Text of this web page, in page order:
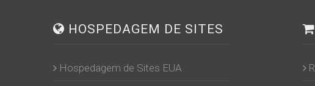
HOSPEDAGEM DE SITES
Hospedagem de Sites EUA